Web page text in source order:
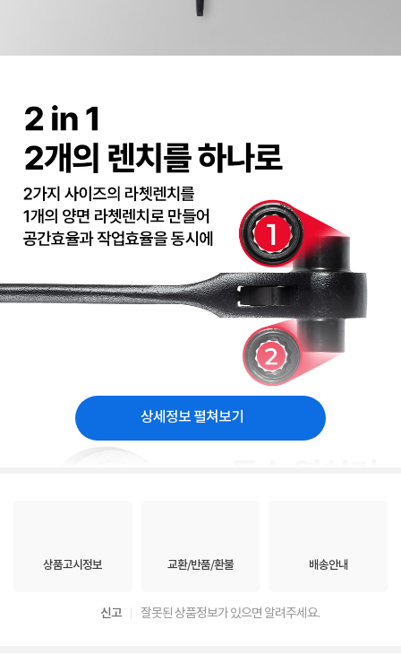
상세정보 펼쳐보기
상품고시정보 교환/반품/환불 배송안내
신고 잘못된 상품정보가 있으면 알려주세요.